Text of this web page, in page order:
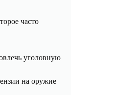
часто
уголовную
на оружие